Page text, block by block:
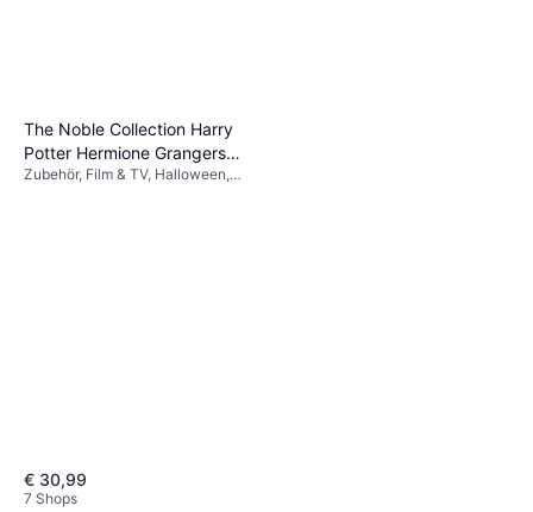
The Noble Collection Harry
Potter Hermione Grangers
Wand
Zubehör, Film & TV, Halloween,
€ 30,99
7 Shops